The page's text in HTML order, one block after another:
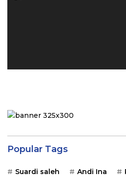
Popular Tags
Suardi saleh Andi Ina